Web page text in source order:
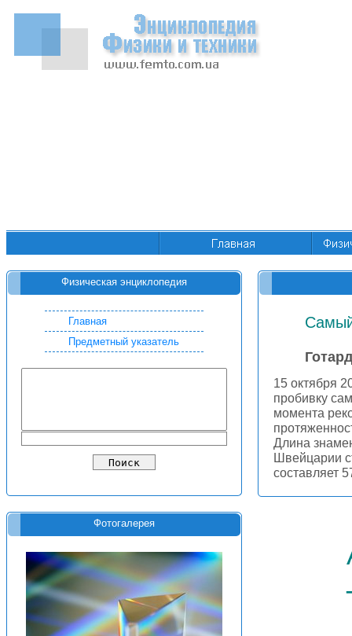
Физическая энциклопедия
Главная
Предметный указатель
Фотогалерея
15 октября
пробивку
момента
Длина
Швейцарии
составляет